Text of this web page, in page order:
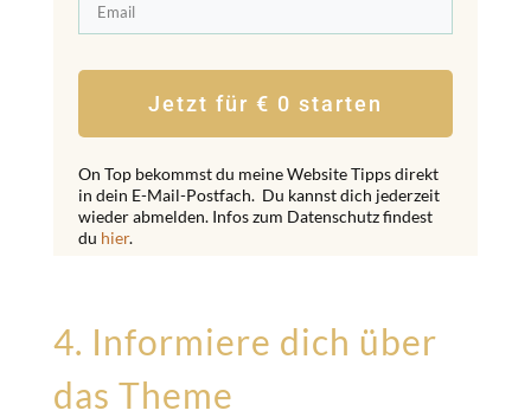
Jetzt für € 0 starten
On Top bekommst du meine Website Tipps direkt
in dein E-Mail-Postfach. Du kannst dich jederzeit
wieder abmelden. Infos zum Datenschutz findest
du hier.
4. Informiere dich über
das Theme